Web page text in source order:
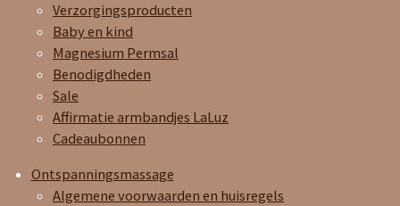
Verzorgingsproducten
Baby en kind
Magnesium Permsal
Benodigdheden
Sale
Affirmatie armbandjes LaLuz
Cadeaubonnen
Ontspanningsmassage
Algemene voorwaarden en huisregels